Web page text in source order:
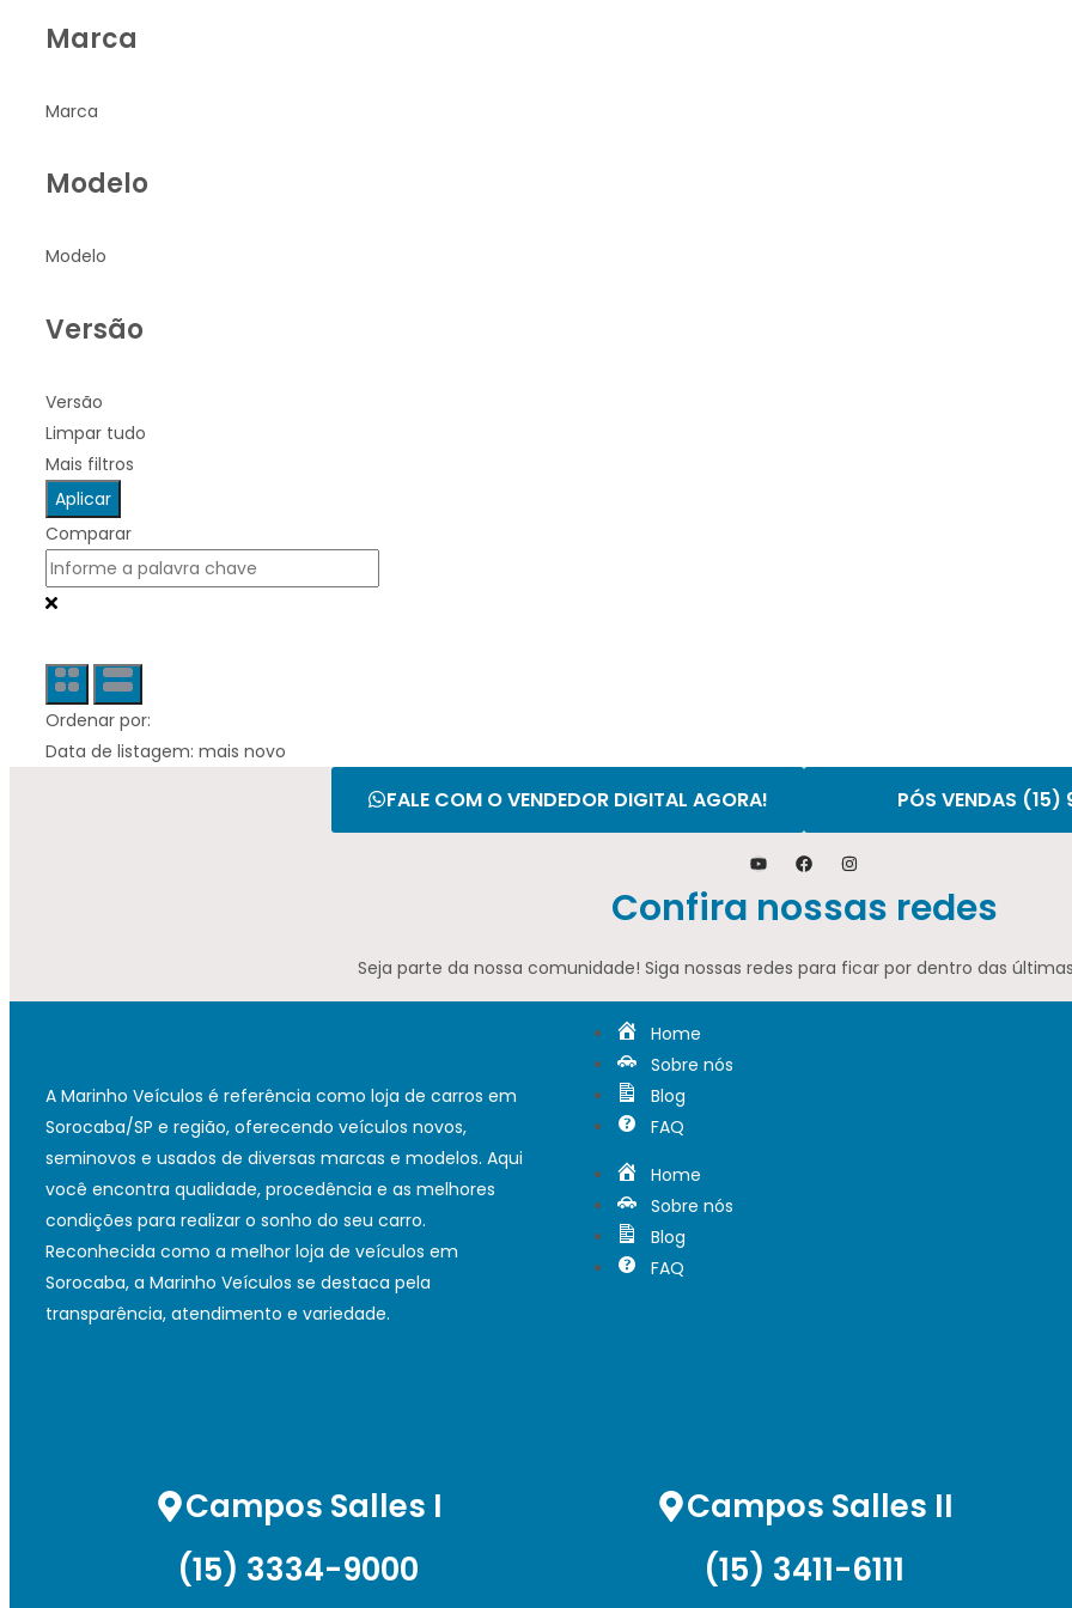
Marca
Marca
Modelo
Modelo
Versão
Versão
Limpar tudo
Mais filtros
Aplicar
Comparar
Ordenar por:
Data de listagem: mais novo
FALE COM O VENDEDOR DIGITAL AGORA! PÓS VENDAS
Confira nossas redes
Seja parte da nossa comunidade! Siga nossas redes para ficar por dentro das
A Marinho Veículos é referência como loja de carros em
Sorocaba/SP e região, oferecendo veículos novos,
seminovos e usados de diversas marcas e modelos. Aqui
você encontra qualidade, procedência e as melhores
condições para realizar o sonho do seu carro.
Reconhecida como a melhor loja de veículos em
Sorocaba, a Marinho Veículos se destaca pela
transparência, atendimento e variedade.
Home
Sobre nós
Blog
FAQ
Home
Sobre nós
Blog
FAQ
Campos Salles I
(15) 3334-9000
Campos Salles II
(15) 3411-6111